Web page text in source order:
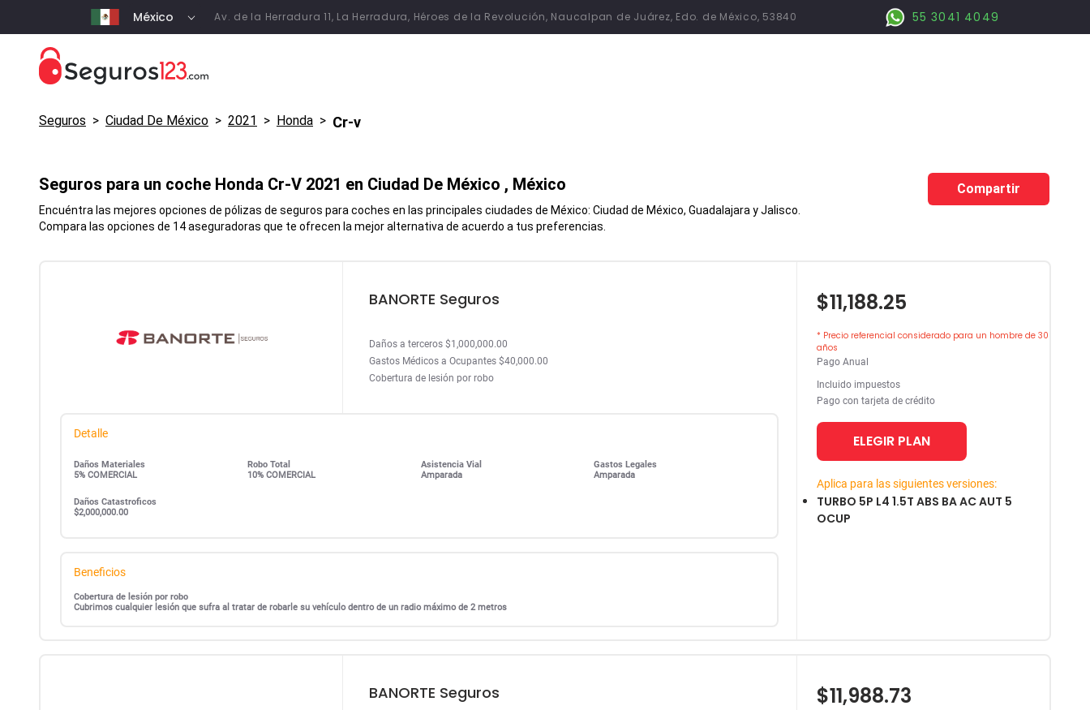
México Av. de la Herradura 11, La Herradura, Héroes de la Revolución, Naucalpan de Juárez, Edo. de México, 53840 55 3041 4049
Seguros > Ciudad De México > 2021 > Honda > Cr-v
Seguros para un coche Honda Cr-V 2021 en Ciudad De México , México
Encuéntra las mejores opciones de pólizas de seguros para coches en las principales ciudades de México: Ciudad de México, Guadalajara y Jalisco.
Compara las opciones de 14 aseguradoras que te ofrecen la mejor alternativa de acuerdo a tus preferencias.
Compartir
BANORTE Seguros
Daños a terceros $1,000,000.00
Gastos Médicos a Ocupantes $40,000.00
Cobertura de lesión por robo
Detalle
Daños Materiales
5% COMERCIAL
Robo Total
10% COMERCIAL
Asistencia Vial
Amparada
Gastos Legales
Amparada
Daños Catastroficos
$2,000,000.00
Beneficios
Cobertura de lesión por robo
Cubrimos cualquier lesión que sufra al tratar de robarle su vehículo dentro de un radio máximo de 2 metros
$11,188.25
* Precio referencial considerado para un hombre de 30
años
Pago Anual
Incluido impuestos
Pago con tarjeta de crédito
ELEGIR PLAN
Aplica para las siguientes versiones:
TURBO 5P L4 1.5T ABS BA AC AUT 5
OCUP
BANORTE Seguros $11,988.73